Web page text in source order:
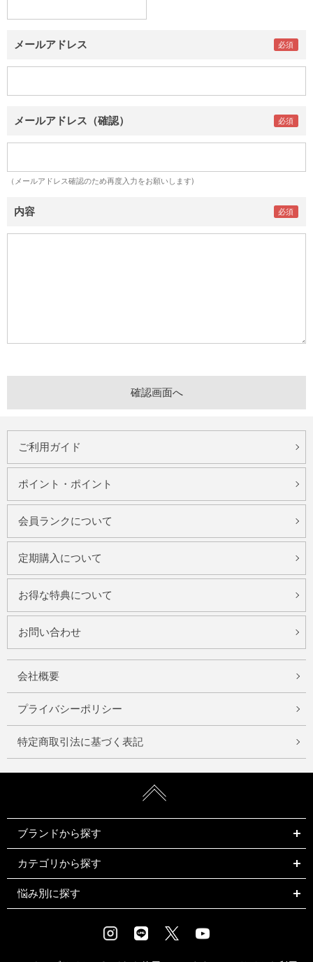
メールアドレス
メールアドレス（確認）
（メールアドレス確認のため再度入力をお願いします)
内容
ご利用ガイド
ポイント・ポイント
会員ランクについて
定期購入について
お得な特典について
お問い合わせ
会社概要
プライバシーポリシー
特定商取引法に基づく表記
ブランドから探す
カテゴリから探す
悩み別に探す
InstagramLINE X